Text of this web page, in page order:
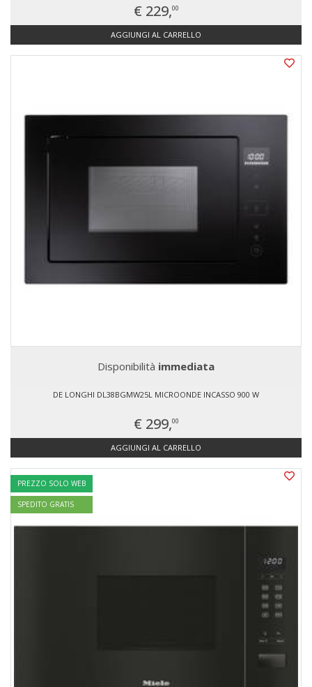
€ 229,00
AGGIUNGI AL CARRELLO
Disponibilità immediata
DE LONGHI DL38BGMW25L MICROONDE INCASSO 900 W
€ 299,00
AGGIUNGI AL CARRELLO
PREZZO SOLO WEB
SPEDITO GRATIS